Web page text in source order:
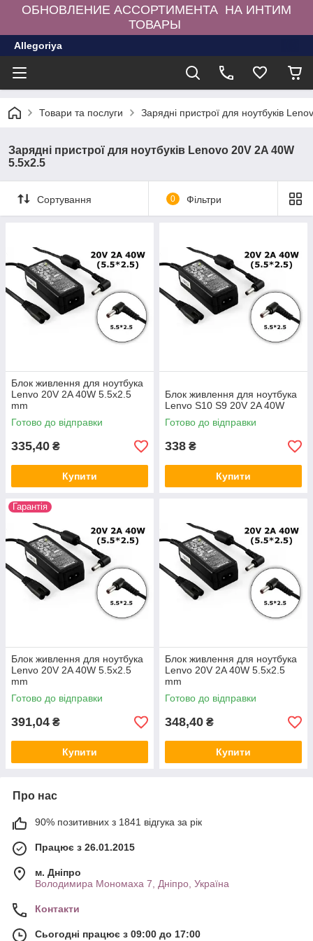
ОБНОВЛЕНИЕ АССОРТИМЕНТА НА ИНТИМ
ТОВАРЫ
Allegoriya
Товари та послуги Зарядні пристрої для ноутбуків
Зарядні пристрої для ноутбуків Lenovo 20V 2A 40W
5.5x2.5
Сортування 0 Фільтри
Блок живлення для ноутбука
Lenvo 20V 2A 40W 5.5x2.5
mm
Готово до відправки
335,40 ₴
Купити
Блок живлення для ноутбука
Lenvo S10 S9 20V 2A 40W
Готово до відправки
338 ₴
Купити
Гарантія
Блок живлення для ноутбука
Lenvo 20V 2A 40W 5.5x2.5
mm
Готово до відправки
391,04 ₴
Купити
Блок живлення для ноутбука
Lenvo 20V 2A 40W 5.5x2.5
mm
Готово до відправки
348,40 ₴
Купити
Про нас
90% позитивних з 1841 відгука за рік
Працює з 26.01.2015
м. Дніпро
Володимира Мономаха 7, Дніпро, Україна
Контакти
Сьогодні працює з 09:00 до 17:00